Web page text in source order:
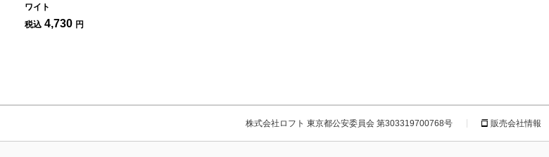
ワイト
税込 4,730 円
株式会社ロフト 東京都公安委員会 第303319700768号 販売会社情報